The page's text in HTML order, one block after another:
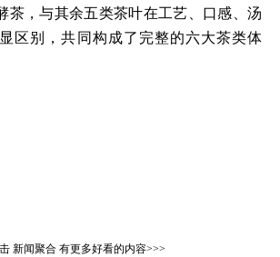
茶，与其余五类茶叶在工艺、口感、汤
区别，共同构成了完整的六大茶类体
新闻聚合有更多好看的内容>>>